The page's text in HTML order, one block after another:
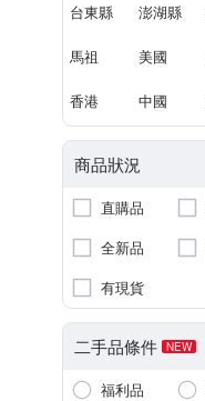
台東縣 澎湖縣
馬祖 美國
香港 中國
商品狀況
直購品
全新品
有現貨
二手品條件 NEW
福利品